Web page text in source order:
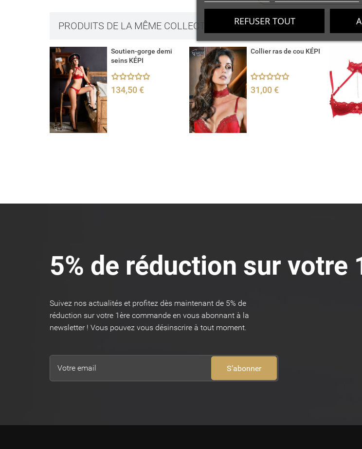
PRODUITS DE LA MÊME COLLECTION
Soutien-gorge demi
seins KÉPI
134,50 €
Collier ras de cou KÉPI
31,00 €
5% de réduction sur votre
Suivez nos actualités et profitez dès maintenant de 5% de
réduction sur votre 1ère commande en vous abonnant à la
newsletter ! Vous pouvez vous désinscrire à tout moment.
S’abonner
REFUSER TOUT